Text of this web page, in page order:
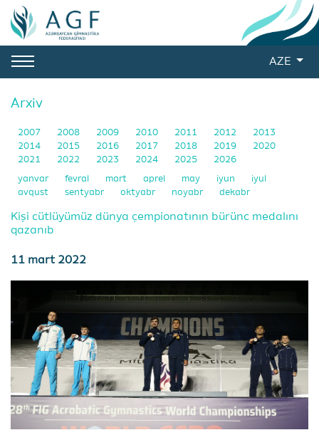
AZE
Arxiv
2007 2008 2009 2010 2011 2012
2013
2014
2015 2016 2017 2018 2019
2020
2021
2022 2023 2024 2025 2026
yanvar fevral mart aprel may iyun
iyul
avqust
sentyabr oktyabr noyabr dekabr
Kişi cütlüyümüz dünya çempionatının bürünc medalını
qazanıb
11 mart 2022